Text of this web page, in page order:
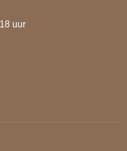
uur